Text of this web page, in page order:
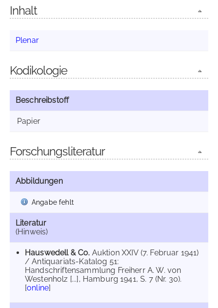
Inhalt
Plenar
Kodikologie
Beschreibstoff
Papier
Forschungsliteratur
Abbildungen
Angabe fehlt
Literatur
(Hinweis)
Hauswedell & Co. Auktion XXIV (7. Februar 1941)
/ Antiquariats-Katalog 51:
Handschriftensammlung Freiherr A. W. von
Westenholz [...], Hamburg 1941, S. 7 (Nr. 30).
[online]